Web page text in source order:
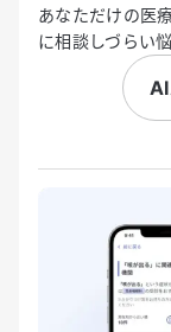
あなただけの医
に相談しづらい